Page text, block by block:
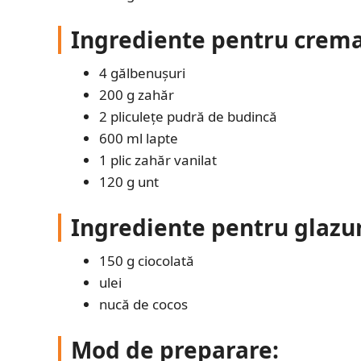
Ingrediente pentru
4 gălbenușuri
200 g zahăr
2 pliculețe pudră de budincă
600 ml lapte
1 plic zahăr vanilat
120 g unt
Ingrediente pentru
150 g ciocolată
ulei
nucă de cocos
Mod de preparare: